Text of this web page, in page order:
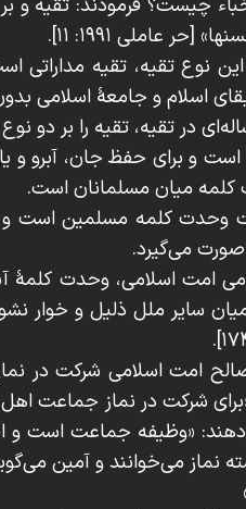
عاملی ۱۹۹۱: ۱۱].
این نوع تقیه، تقیه
اسلام و جامعۀ اسلامی
در تقیه، تقیه را بر دو
و برای حفظ جان، آبرو و
کلمه میان مسلمانان است.
وحدت کلمه مسلمین است
صورت می‌گیرد.
امت اسلامی، وحدت کلمۀ
سایر ملل ذلیل و خوار
امت اسلامی شرکت در
شرکت در نماز جماعت
«وظیفه جماعت است و
می‌خوانند و آمین